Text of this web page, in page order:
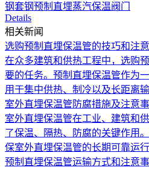
钢套钢预制直埋蒸汽保温阀门
Details
相关新闻
选购预制直埋保温管的技巧和注
在众多建筑和供热工程中，选购
要的任务。预制直埋保温管作为
用于集中供热、制冷以及长距离
室外直埋保温管防腐措施及注意
室外直埋保温管在工业、建筑和
了保温、隔热、防腐的关键作用
保室外直埋保温管的长期可靠运
预制直埋保温管运输方式和注意